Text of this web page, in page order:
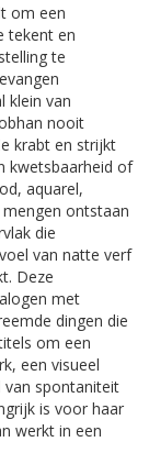
om een
tekent en
te
klein van
nooit
krabt en strijkt
kwetsbaarheid of
aquarel,
ontstaan
die
van natte verf
Deze
met
dingen die
om een
een visueel
van spontaniteit
is voor haar
werkt in een